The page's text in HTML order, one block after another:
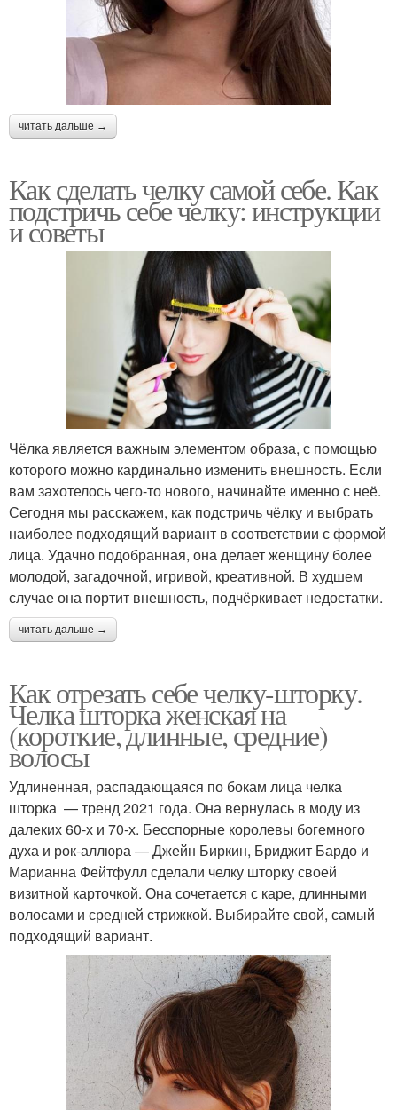
читать дальше →
Как сделать челку самой себе. Как
подстричь себе челку: инструкции
и советы
Чёлка является важным элементом образа, с помощью
которого можно кардинально изменить внешность. Если
вам захотелось чего-то нового, начинайте именно с неё.
Сегодня мы расскажем, как подстричь чёлку и выбрать
наиболее подходящий вариант в соответствии с формой
лица. Удачно подобранная, она делает женщину более
молодой, загадочной, игривой, креативной. В худшем
случае она портит внешность, подчёркивает недостатки.
читать дальше →
Как отрезать себе челку-шторку.
Челка шторка женская на
(короткие, длинные, средние)
волосы
Удлиненная, распадающаяся по бокам лица челка
шторка — тренд 2021 года. Она вернулась в моду из
далеких 60-х и 70-х. Бесспорные королевы богемного
духа и рок-аллюра — Джейн Биркин, Бриджит Бардо и
Марианна Фейтфулл сделали челку шторку своей
визитной карточкой. Она сочетается с каре, длинными
волосами и средней стрижкой. Выбирайте свой, самый
подходящий вариант.